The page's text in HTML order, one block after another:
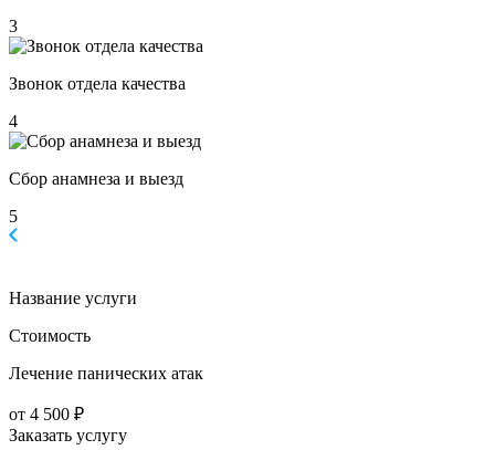
3
Звонок отдела качества
4
Сбор анамнеза и выезд
5
Название услуги
Стоимость
Лечение панических атак
от 4 500 ₽
Заказать услугу